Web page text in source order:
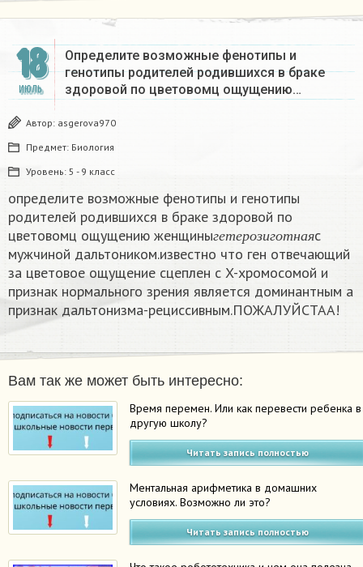
18
ИЮЛЬ
Определите возможные фенотипы и
генотипы родителей родившихся в браке
здоровой по цветовомц ощущению…
Автор: asgerova970
Предмет: Биология
Уровень: 5 - 9 класс
определите возможные фенотипы и генотипы
родителей родившихся в браке здоровой по
цветовомц ощущению женщины г е т е р о з и г о т н ая
гетерозиго
с
мужчиной дальтоником.известно что ген отвечающий
за цветовое ощущение сцеплен с X-хромосомой и
признак нормального зрения является доминантным а
признак дальтонизма-рециссивным.ПОЖАЛУЙСТАА!
Вам так же может быть интересно:
Время перемен. Или как перевести ребенка в
другую школу?
Читать запись полностью
Ментальная арифметика в домашних
условиях. Возможно ли это?
Читать запись полностью